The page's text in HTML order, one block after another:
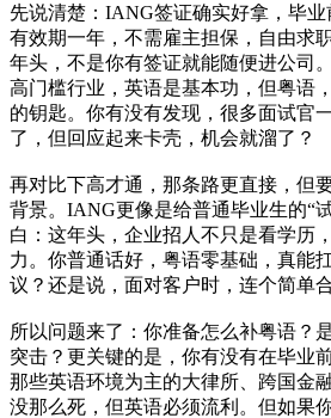
先说清楚：IANG签证确实好拿，毕业
有效期一年，不需雇主担保，自由
年头，不是你有签证就能随便进公司
高门槛行业，英语是基本功，但粤语
的钥匙。你有没有发现，很多面试官
了，但回应起来卡壳，机会就溜了？
再对比下高才通，那条路更直接，但
背景。IANG更像是给普通毕业生的“
白：这年头，企业招人不只是看学历
力。你普通话好，粤语零基础，真能
议？还是说，面对客户时，连个简单
所以问题来了：你准备怎么补粤语？
突击？更关键的是，你有没有在毕业
那些英语环境为主的大律所、跨国金
没那么死，但英语必须流利。但如果